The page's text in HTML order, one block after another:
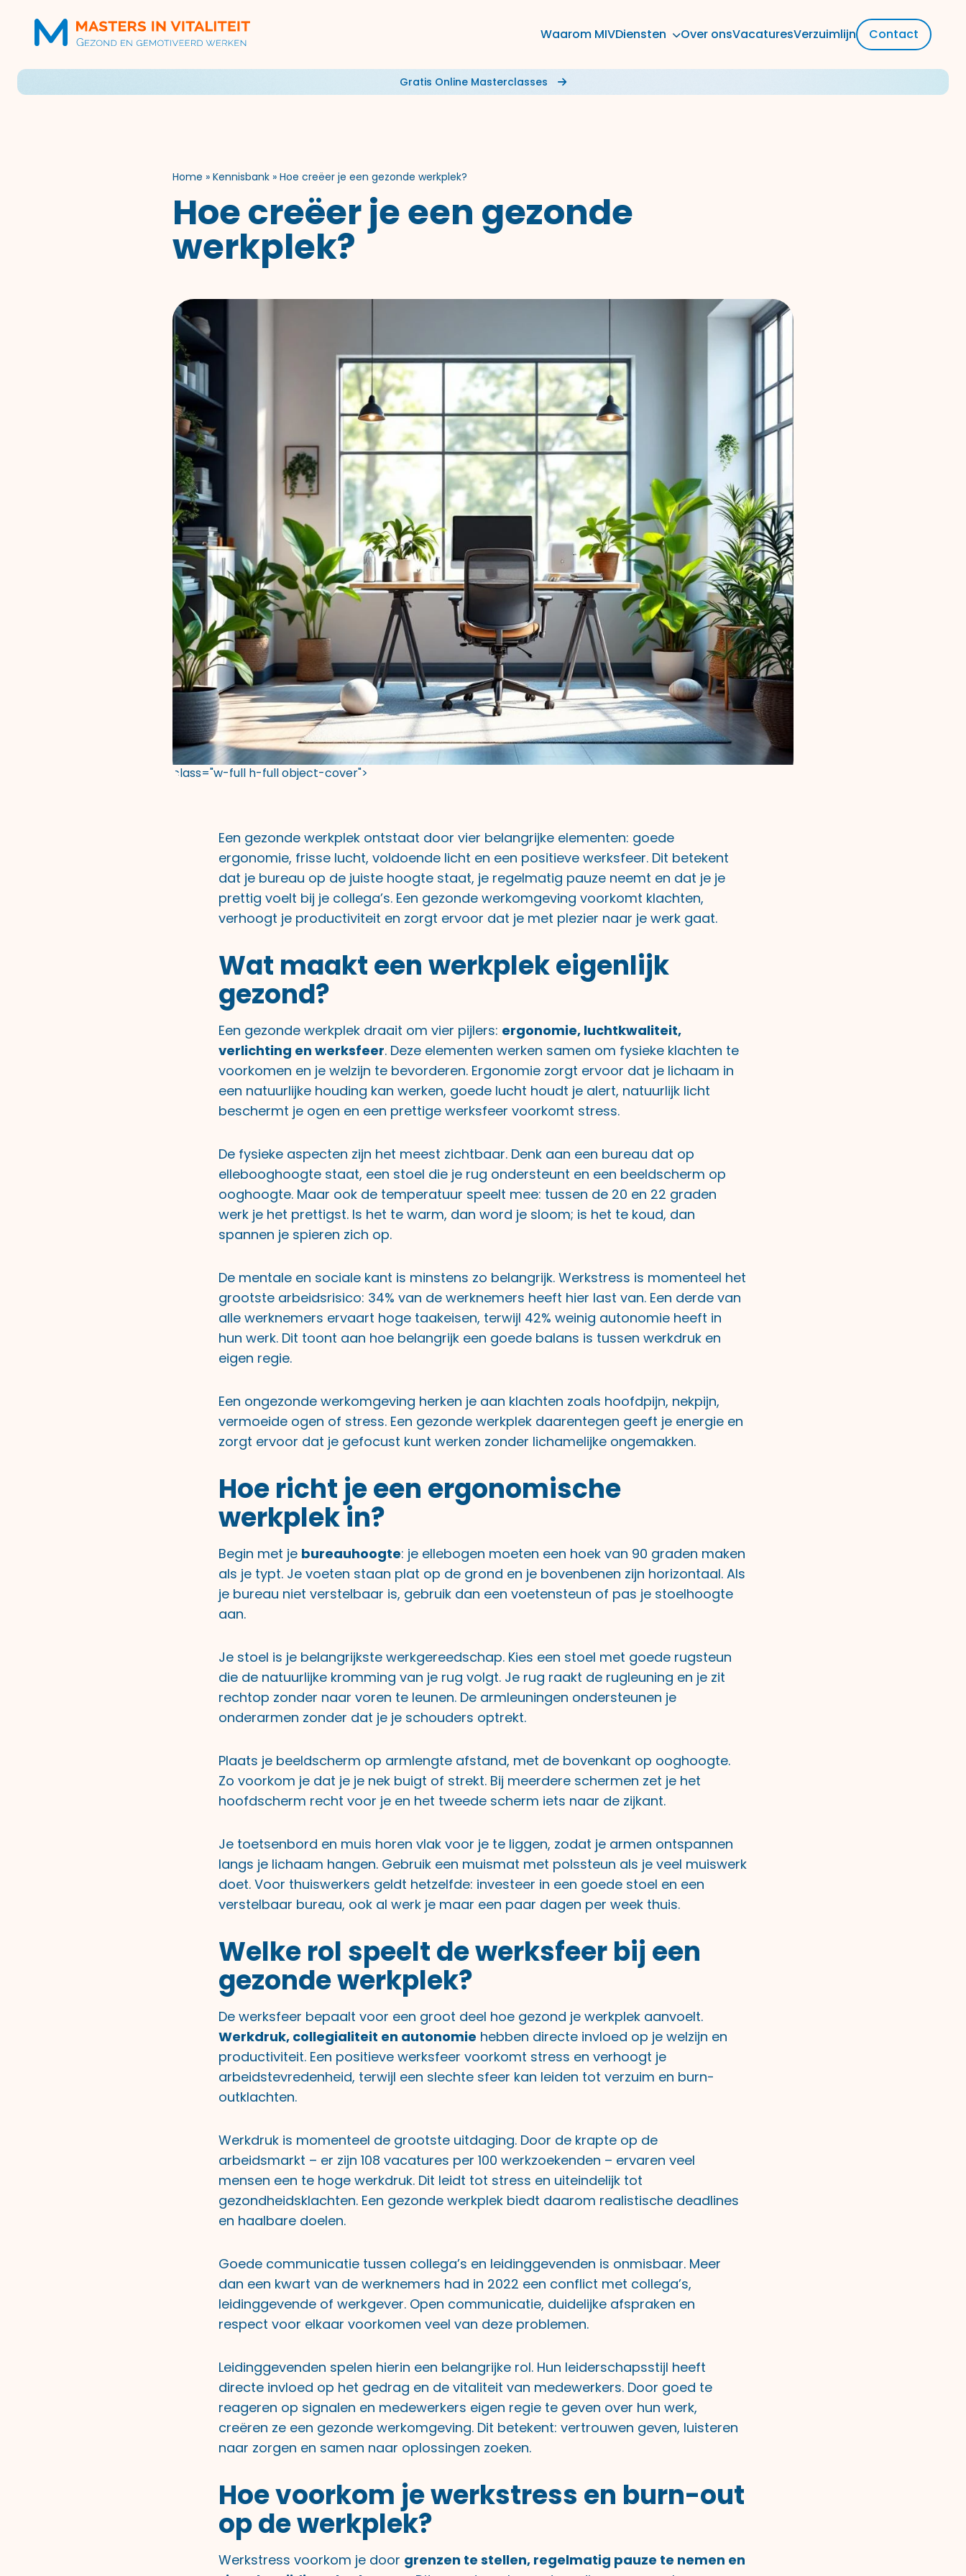
Waarom MIVDiensten Over onsVacaturesVerzuimlijn Contact
Gratis Online Masterclasses
Home » Kennisbank » Hoe creëer je een gezonde werkplek?
Hoe creëer je een gezonde
werkplek?
class="w-full h-full object-cover">
Een gezonde werkplek ontstaat door vier belangrijke elementen: goede
ergonomie, frisse lucht, voldoende licht en een positieve werksfeer. Dit betekent
dat je bureau op de juiste hoogte staat, je regelmatig pauze neemt en dat je je
prettig voelt bij je collega’s. Een gezonde werkomgeving voorkomt klachten,
verhoogt je productiviteit en zorgt ervoor dat je met plezier naar je werk gaat.
Wat maakt een werkplek eigenlijk
gezond?
Een gezonde werkplek draait om vier pijlers: ergonomie, luchtkwaliteit,
verlichting en werksfeer. Deze elementen werken samen om fysieke klachten te
voorkomen en je welzijn te bevorderen. Ergonomie zorgt ervoor dat je lichaam in
een natuurlijke houding kan werken, goede lucht houdt je alert, natuurlijk licht
beschermt je ogen en een prettige werksfeer voorkomt stress.
De fysieke aspecten zijn het meest zichtbaar. Denk aan een bureau dat op
ellebooghoogte staat, een stoel die je rug ondersteunt en een beeldscherm op
ooghoogte. Maar ook de temperatuur speelt mee: tussen de 20 en 22 graden
werk je het prettigst. Is het te warm, dan word je sloom; is het te koud, dan
spannen je spieren zich op.
De mentale en sociale kant is minstens zo belangrijk. Werkstress is momenteel het
grootste arbeidsrisico: 34% van de werknemers heeft hier last van. Een derde van
alle werknemers ervaart hoge taakeisen, terwijl 42% weinig autonomie heeft in
hun werk. Dit toont aan hoe belangrijk een goede balans is tussen werkdruk en
eigen regie.
Een ongezonde werkomgeving herken je aan klachten zoals hoofdpijn, nekpijn,
vermoeide ogen of stress. Een gezonde werkplek daarentegen geeft je energie en
zorgt ervoor dat je gefocust kunt werken zonder lichamelijke ongemakken.
Hoe richt je een ergonomische
werkplek in?
Begin met je bureauhoogte: je ellebogen moeten een hoek van 90 graden maken
als je typt. Je voeten staan plat op de grond en je bovenbenen zijn horizontaal. Als
je bureau niet verstelbaar is, gebruik dan een voetensteun of pas je stoelhoogte
aan.
Je stoel is je belangrijkste werkgereedschap. Kies een stoel met goede rugsteun
die de natuurlijke kromming van je rug volgt. Je rug raakt de rugleuning en je zit
rechtop zonder naar voren te leunen. De armleuningen ondersteunen je
onderarmen zonder dat je je schouders optrekt.
Plaats je beeldscherm op armlengte afstand, met de bovenkant op ooghoogte.
Zo voorkom je dat je je nek buigt of strekt. Bij meerdere schermen zet je het
hoofdscherm recht voor je en het tweede scherm iets naar de zijkant.
Je toetsenbord en muis horen vlak voor je te liggen, zodat je armen ontspannen
langs je lichaam hangen. Gebruik een muismat met polssteun als je veel muiswerk
doet. Voor thuiswerkers geldt hetzelfde: investeer in een goede stoel en een
verstelbaar bureau, ook al werk je maar een paar dagen per week thuis.
Welke rol speelt de werksfeer bij een
gezonde werkplek?
De werksfeer bepaalt voor een groot deel hoe gezond je werkplek aanvoelt.
Werkdruk, collegialiteit en autonomie hebben directe invloed op je welzijn en
productiviteit. Een positieve werksfeer voorkomt stress en verhoogt je
arbeidstevredenheid, terwijl een slechte sfeer kan leiden tot verzuim en burn-
outklachten.
Werkdruk is momenteel de grootste uitdaging. Door de krapte op de
arbeidsmarkt – er zijn 108 vacatures per 100 werkzoekenden – ervaren veel
mensen een te hoge werkdruk. Dit leidt tot stress en uiteindelijk tot
gezondheidsklachten. Een gezonde werkplek biedt daarom realistische deadlines
en haalbare doelen.
Goede communicatie tussen collega’s en leidinggevenden is onmisbaar. Meer
dan een kwart van de werknemers had in 2022 een conflict met collega’s,
leidinggevende of werkgever. Open communicatie, duidelijke afspraken en
respect voor elkaar voorkomen veel van deze problemen.
Leidinggevenden spelen hierin een belangrijke rol. Hun leiderschapsstijl heeft
directe invloed op het gedrag en de vitaliteit van medewerkers. Door goed te
reageren op signalen en medewerkers eigen regie te geven over hun werk,
creëren ze een gezonde werkomgeving. Dit betekent: vertrouwen geven, luisteren
naar zorgen en samen naar oplossingen zoeken.
Hoe voorkom je werkstress en burn-out
op de werkplek?
Werkstress voorkom je door grenzen te stellen, regelmatig pauze te nemen en